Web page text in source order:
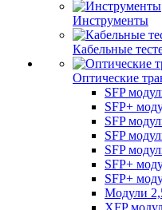
Инструменты
Кабельные
Оптические
SFP
SFP+
SFP
SFP
SFP
SFP+
SFP+
Модули
XFP